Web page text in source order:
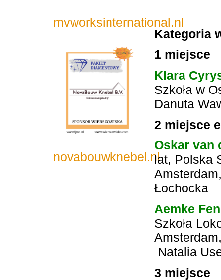
mvworksinternational.nl
novabouwknebel.nl
Kategoria
1 miejsce
Klara
Szkoła w
Danuta
2 miejsce
Oskar van
lat, Polska
Łochocka
Aemke
Szkoła
Natalia
3 miejsce